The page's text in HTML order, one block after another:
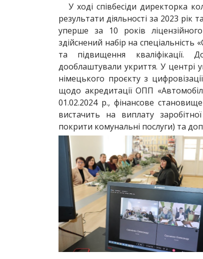
У ході співбесіди директорка
результати діяльності за 2023
уперше за 10 років
здійснений набір на
та підвищення кваліфікації.
дооблаштували укриття. У центрі
німецького проєкту з
щодо акредитації ОПП
01.02.2024 р., фінансове
вистачить на виплату
покрити комунальні послуги) та